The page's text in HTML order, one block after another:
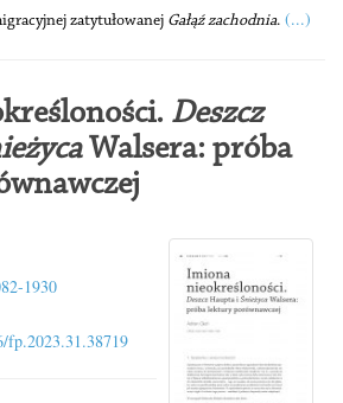
zatytułowanej Gałąź zachodnia. (...)
Deszcz
Walsera: próba
1930
fp.2023.31.38719